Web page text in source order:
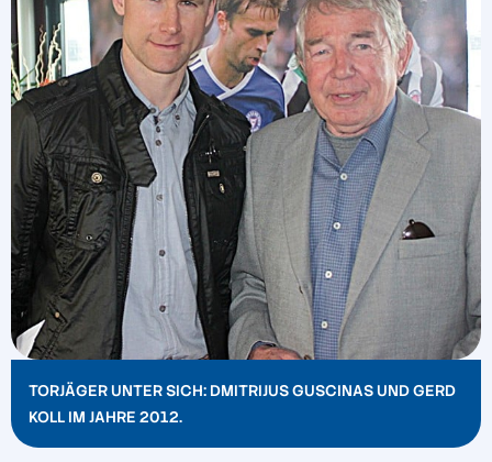
TORJÄGER UNTER SICH: DMITRIJUS GUSCINAS UND GERD
KOLL IM JAHRE 2012.